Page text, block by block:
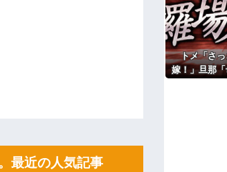
日4回は握ってた」ラスベガスで買った3,000円の
の同僚と結婚したが１か月たたずにレスに→俺「
！」嫁「そうｗあんたはただの寄生主でーすｗ」
ていた4万4000円のフィギュアがヤバすぎるｗｗｗ
ンを鳴らされ彼氏が逆切れ。「何クラクション鳴
！」と怒鳴りだし...
トメ「さ
嫁！」旦那
最近の人気記事